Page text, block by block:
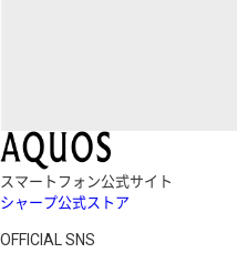
スマートフォン公式サイト
シャープ公式ストア
OFFICIAL SNS